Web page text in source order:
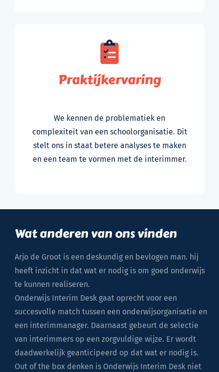
Praktijkervaring
We kennen de problematiek en
complexiteit van een schoolorganisatie. Dit
stelt ons in staat betere analyses te maken
en een team te vormen met de interimmer.
Wat anderen van ons vinden
Arjo de Groot is een deskundig en bevlogen man. hij
heeft inzicht in dat wat er nodig is om goed onderwijs
te kunnen realiseren.
Onderwijs Interim Desk gaat oprecht voor een
succesvolle match tussen een onderwijsorganisatie en
een interimmanager. Daarnaast gebeurt de selectie
van interimmers op een zorgvuldige wijze. Er wordt
daadwerkelijk geanticipeerd op dat wat er nodig is.
Out of the box denken is Onderwijs Interim Desk niet